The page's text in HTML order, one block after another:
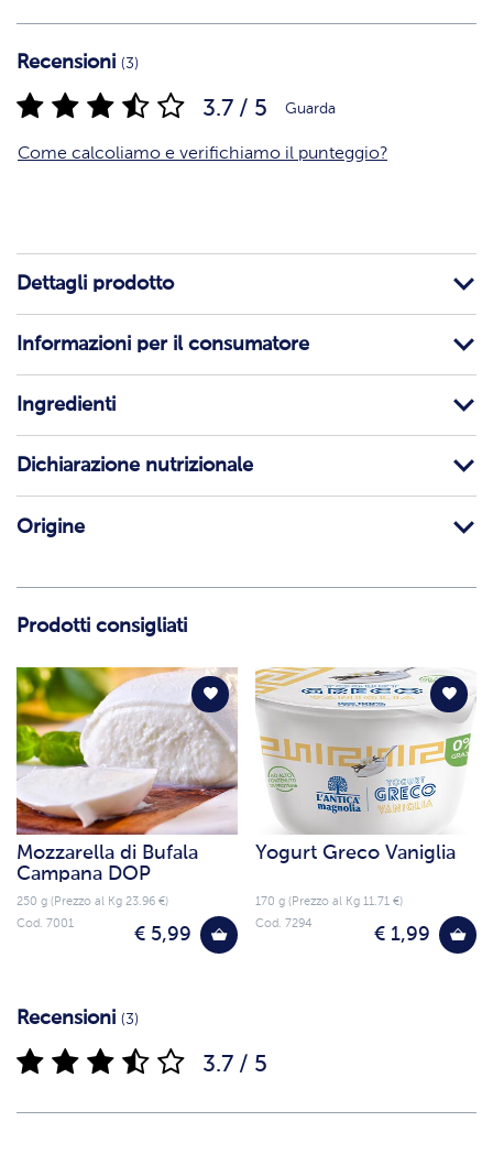
Recensioni (3)
3.7 / 5 Guarda
Come calcoliamo e verifichiamo il punteggio?
Dettagli prodotto
Informazioni per il consumatore
Ingredienti
Dichiarazione nutrizionale
Origine
Prodotti consigliati
Mozzarella di Bufala
Campana DOP
250 g (Prezzo al Kg 23.96 €)
€ 5,99
Cod. 7001
Yogurt Greco Vaniglia
170 g (Prezzo al Kg 11.71 €)
€ 1,99
Cod. 7294
Recensioni (3)
3.7 / 5